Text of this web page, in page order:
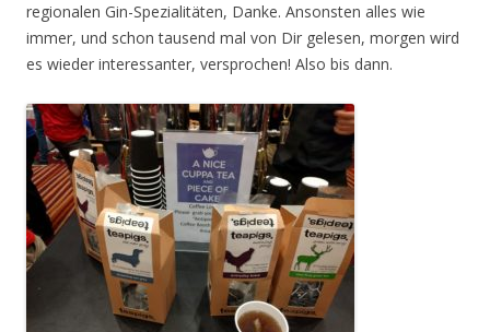
regionalen Gin-Spezialitäten, Danke. Ansonsten alles wie
immer, und schon tausend mal von Dir gelesen, morgen wird
es wieder interessanter, versprochen! Also bis dann.